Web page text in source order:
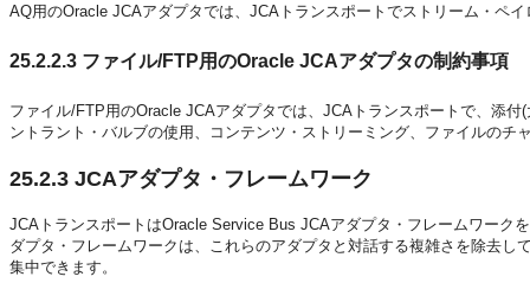
AQ用のOracle JCAアダプタでは、JCAトランスポートでストリーム・ペ
25.2.2.3 ファイル/FTP用のOracle JCAアダプタの制約事項
ファイル/FTP用のOracle JCAアダプタでは、JCAトランスポートで、添
ントラント・バルブの使用、コンテンツ・ストリーミング、ファイルのチ
25.2.3 JCAアダプタ・フレームワーク
JCAトランスポートはOracle Service Bus JCAアダプタ・フレームワーク
ダプタ・フレームワークは、これらのアダプタと対話する複雑さを除去
集中できます。